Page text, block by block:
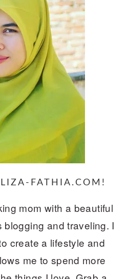
FATHIA.COM!
mom with a beautiful
and traveling. I
create a lifestyle and
me to spend more